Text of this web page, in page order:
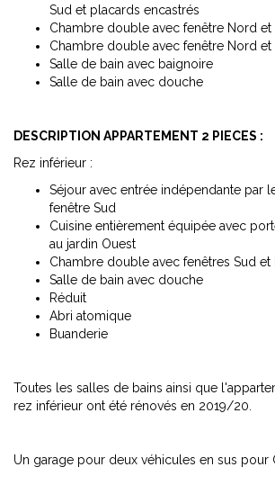
Sud et placards encastrés
Chambre double avec fenêtre Nord et
Chambre double avec fenêtre Nord et
Salle de bain avec baignoire
Salle de bain avec douche
DESCRIPTION APPARTEMENT 2 PIECES :
Rez inférieur :
Séjour avec entrée indépendante par
fenêtre Sud
Cuisine entièrement équipée avec
au jardin Ouest
Chambre double avec fenêtres Sud et
Salle de bain avec douche
Réduit
Abri atomique
Buanderie
Toutes les salles de bains ainsi que
rez inférieur ont été rénovés en 2019/20.
Un garage pour deux véhicules en sus pour